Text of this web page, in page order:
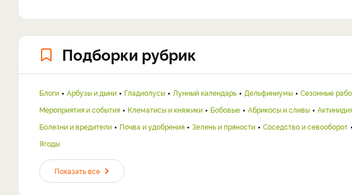
Подборки рубрик
Блоги Арбузы и дыни Гладиолусы Лунный календарь Дельфиниумы Сезонные
Мероприятия и события
Клематисы и княжики Бобовые Абрикосы и сливы
Болезни и вредители
Почва и удобрения Зелень и пряности Соседство и севооборот
Ягоды
Показать все